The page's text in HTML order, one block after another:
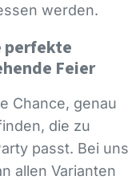
werden.
perfekte
Feier
Chance, genau
die zu
passt. Bei uns
allen Varianten